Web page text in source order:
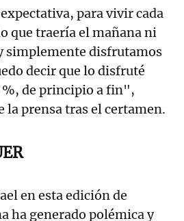
para vivir cada
que traería el mañana ni
simplemente disfrutamos
decir que lo disfruté
de principio a fin",
la prensa tras el certamen.
en esta edición de
ha generado polémica y